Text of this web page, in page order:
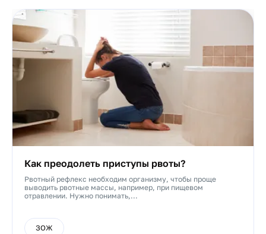
Как преодолеть приступы рвоты?
Рвотный рефлекс необходим организму, чтобы проще
выводить рвотные массы, например, при пищевом
отравлении. Нужно понимать,...
ЗОЖ